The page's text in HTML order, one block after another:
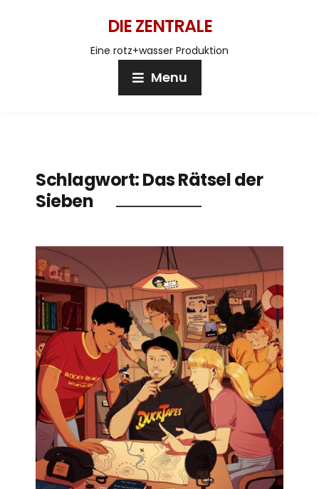
DIE ZENTRALE
Eine rotz+wasser Produktion
Menu
Schlagwort:Das Rätsel der
Sieben